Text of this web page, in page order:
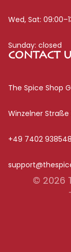
Wed, Sat:
Sunday: closed
CONTACT
The Spice Shop
Winzelner Straße
+49 7402 938548
© 2026
Refund policy
Contact
Shipping